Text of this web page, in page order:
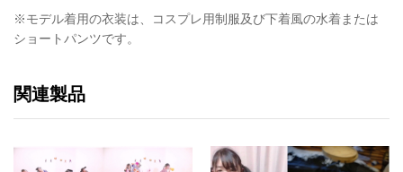
※モデル着用の衣装は、コスプレ用制服及び下着風の水着または
ショートパンツです。
関連製品